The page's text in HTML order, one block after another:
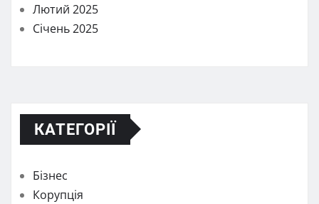
Лютий 2025
Січень 2025
КАТЕГОРІЇ
Бізнес
Корупція